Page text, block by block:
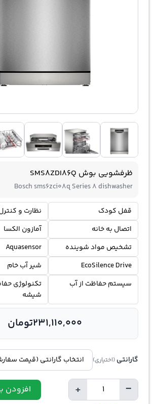
ظرفشویی بوش SMS8ZDI86Q
Bosch sms6zci08q Series 8 dishwasher
قفل کودک
نظارت و
اتصال به خانه
آمازون الکسا
تشخیص مواد شوینده
Aquasensor
EcoSilence Drive
شیر آب خام
سیستم حفاظت از آب
تکنولوژی
شیشه
231,110,000تومان
گارانتی (اختیاری)
−
تعداد + افزودن